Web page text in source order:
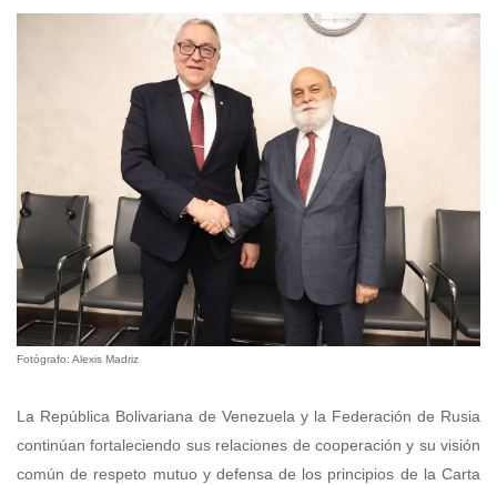
Fotógrafo: Alexis Madriz
La República Bolivariana de Venezuela y la Federación de Rusia
continúan fortaleciendo sus relaciones de cooperación y su visión
común de respeto mutuo y defensa de los principios de la Carta